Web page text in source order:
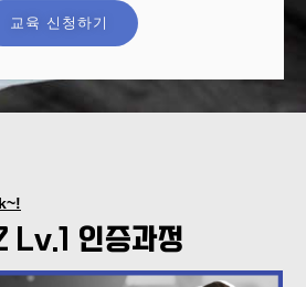
교육 신청하기
Lv.1 인증과정